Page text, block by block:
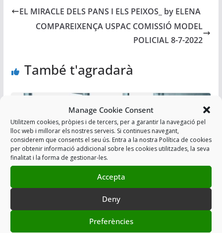
Manage Cookie Consent
Utilitzem cookies, pròpies i de tercers, per a garantir la navegació pel
lloc web i millorar els nostres serveis. Si continues navegant,
considerem que consents el seu ús. Entra a la nostra Política de cookies
per obtenir informació addicional sobre les cookies utilitzades, la seva
finalitat i la forma de gestionar-les.
Accepta
Deny
Preferències
EL MIRACLE DELS PANS I ELS PEIXOS_ by ELENA
COMPAREIXENÇA USPAC COMISSIÓ MODEL
POLICIAL 8-7-2022
També t'agradarà
RESUM REUNIÓ CONCURS OPOSICIÓ
TRÀNSIT, ARRO I TEDAX